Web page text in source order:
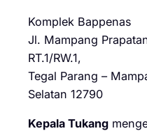
Komplek Bappenas
Jl. Mampang
RT.1/RW.1,
Tegal Parang –
Selatan 12790
Kepala Tukang